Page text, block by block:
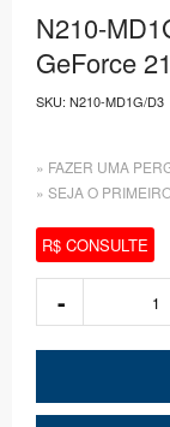
N210-
GeForce
SKU: N210-MD1G/D3
» FAZER UMA
» SEJA O
R$ CONSULTE